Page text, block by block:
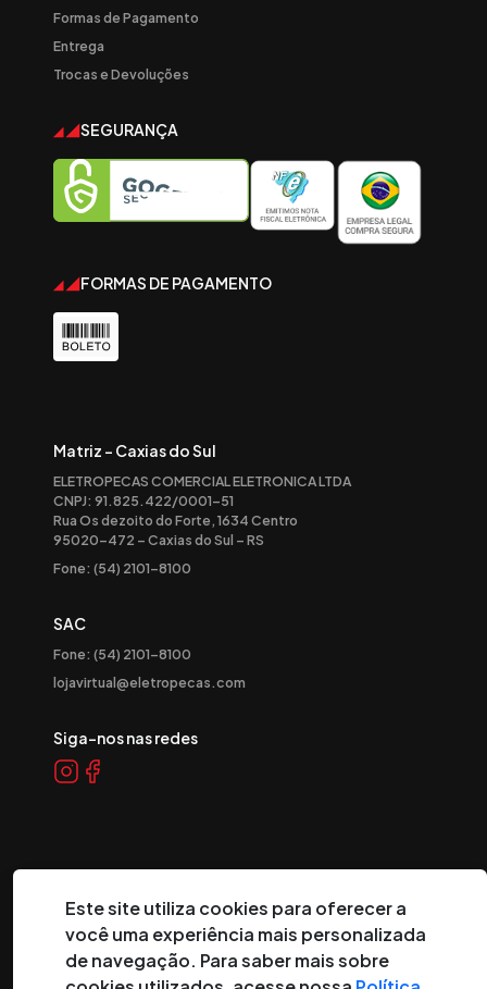
Formas de Pagamento
Entrega
Trocas e Devoluções
SEGURANÇA
FORMAS DE PAGAMENTO
Matriz - Caxias do Sul
ELETROPECAS COMERCIAL ELETRONICA LTDA
CNPJ: 91.825.422/0001-51
Rua Os dezoito do Forte, 1634 Centro
95020-472 – Caxias do Sul – RS
Fone: (54) 2101-8100
SAC
Fone: (54) 2101-8100
lojavirtual@eletropecas.com
Siga-nos nas redes
2026 Eletropeças Comercial Eletrônica Ltda ® - Todos os
direitos reservados.
Este site utiliza cookies para oferecer a
você uma experiência mais personalizada
de navegação. Para saber mais sobre